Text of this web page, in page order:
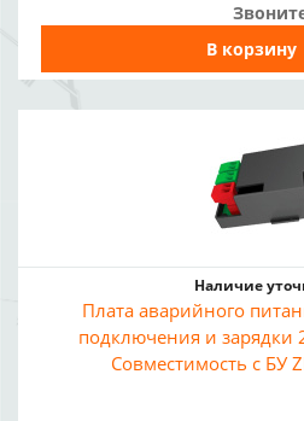
В корзину
Наличие
Плата аварийного
подключения и зарядки
Совместимость с БУ